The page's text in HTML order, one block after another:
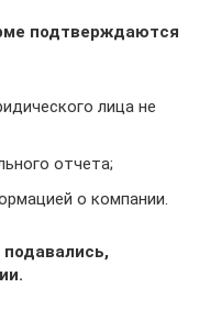
подтверждаются
лица не
отчета;
о компании.